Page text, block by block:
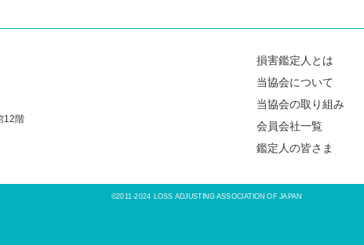
12階
損害鑑定人とは
当協会について
当協会の取り組み
会員会社一覧
鑑定人の皆さま
©2011-2024 LOSS ADJUSTING ASSOCIATION OF JAPAN